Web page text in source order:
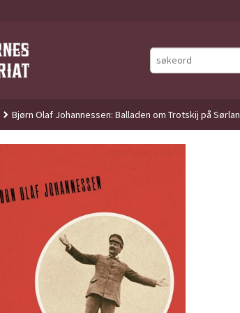
Bjørn Olaf Johannessen: Balladen om Trotskij på